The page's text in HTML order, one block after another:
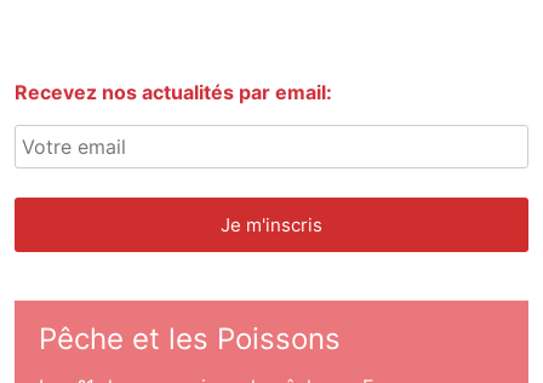
Recevez nos actualités par email:
Pêche et les Poissons